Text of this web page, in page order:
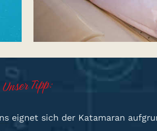
Unser Tipp:
eignet sich der Katamaran